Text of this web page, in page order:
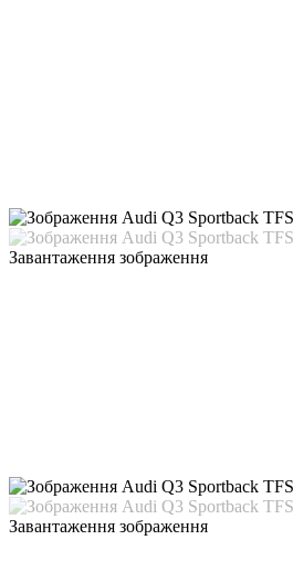
Завантаження зображення
Завантаження зображення